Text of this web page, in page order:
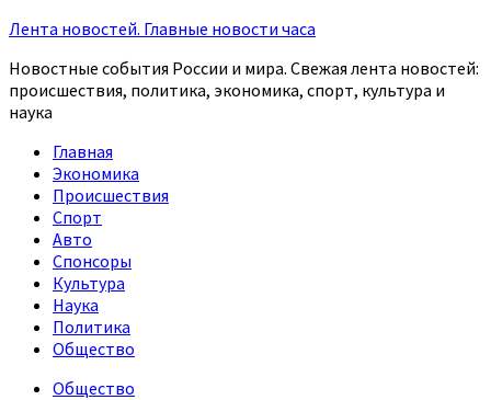
Лента новостей. Главные новости часа
Новостные события России и мира. Свежая лента новостей:
происшествия, политика, экономика, спорт, культура и
наука
Главная
Экономика
Происшествия
Спорт
Авто
Спонсоры
Культура
Наука
Политика
Общество
Общество